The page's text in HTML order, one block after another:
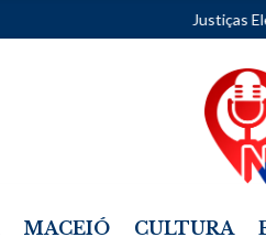
Justiças Eleitoral e do
MACEIÓ CULTURA